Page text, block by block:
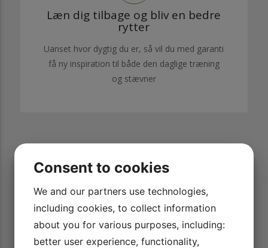
Læn dig tilbage og bliv en bedre
rytter
Uanset hvor dygtig du er, så vil du med garanti
få ny inspiration til både den daglige træning
og stævner
mig til at
et sted uden ret
Rid Bedre TV har givet mig rigtig meget
egen træning. Derudover har jeg brugt de
detaljerne.Tina Damgaard
Consent to cookies
We and our partners use technologies,
including cookies, to collect information
about you for various purposes, including:
better user experience, functionality,